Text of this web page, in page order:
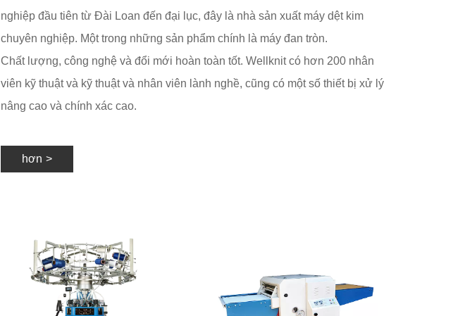
nghiệp đầu tiên từ Đài Loan đến đại lục, đây là nhà sản xuất máy dệt kim
chuyên nghiệp. Một trong những sản phẩm chính là máy đan tròn.
Chất lượng, công nghệ và đổi mới hoàn toàn tốt. Wellknit có hơn 200 nhân
viên kỹ thuật và kỹ thuật và nhân viên lành nghề, cũng có một số thiết bị xử lý
nâng cao và chính xác cao.
hơn >